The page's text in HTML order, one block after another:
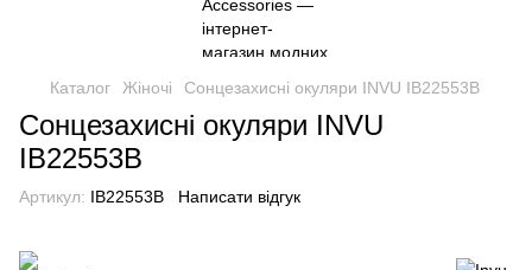
Каталог Жіночі Сонцезахисні окуляри INVU IB22553B
Сонцезахисні окуляри INVU
IB22553B
Артикул: IB22553B Написати відгук